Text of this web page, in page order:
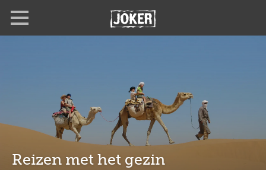
Reizen met het gezin